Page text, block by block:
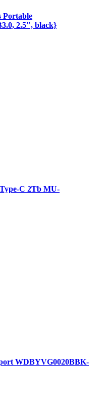
Portable
2.5", black}
C 2Tb MU-
WDBYVG0020BBK-